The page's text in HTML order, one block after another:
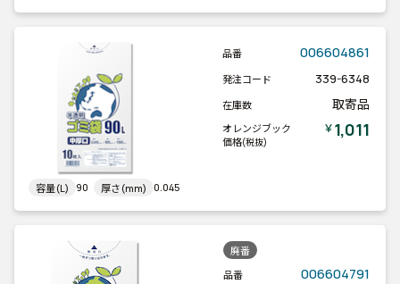
品番 006604861
発注コード 339-6348
在庫数 取寄品
オレンジブック
価格(税抜)
￥1,011
容量(L) 90 厚さ(mm) 0.045
廃番
品番
006604791